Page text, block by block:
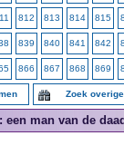
812 813 814 815
839 840 841 842
866 867 868 869
Zoek
een man van de